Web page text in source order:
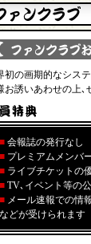
初の画期的なシス
お誘いあわせの上､
■ 会報誌の発行なし
■ プレミアムメンバ
■ ライブチケットの
■ TV､イベント等の
■ メール速報での情
などが受けられます